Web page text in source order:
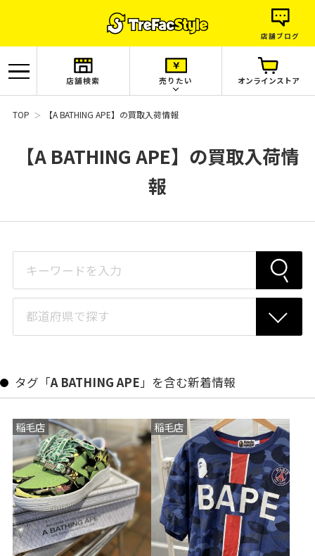
店舗ブログ
店舗検索 売りたい オンラインストア
TOP 【A BATHING APE】の買取入荷情報
【A BATHING APE】の買取入荷情
報
タグ「A BATHING APE 」を含む新着情報
稲毛店 稲毛店